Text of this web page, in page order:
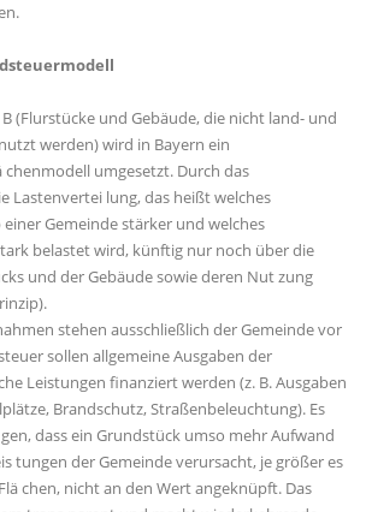
(Flurstücke und Gebäude, die nicht land- und
werden) wird in Bayern ein
umgesetzt. Durch das
Lastenvertei lung, das heißt welches
Gemeinde stärker und welches
belastet wird, künftig nur noch über die
und der Gebäude sowie deren Nut zung
stehen ausschließlich der Gemeinde vor
sollen allgemeine Ausgaben der
Leistungen finanziert werden (z. B. Ausgaben
Brandschutz, Straßenbeleuchtung). Es
dass ein Grundstück umso mehr Aufwand
tungen der Gemeinde verursacht, je größer es
chen, nicht an den Wert angeknüpft. Das